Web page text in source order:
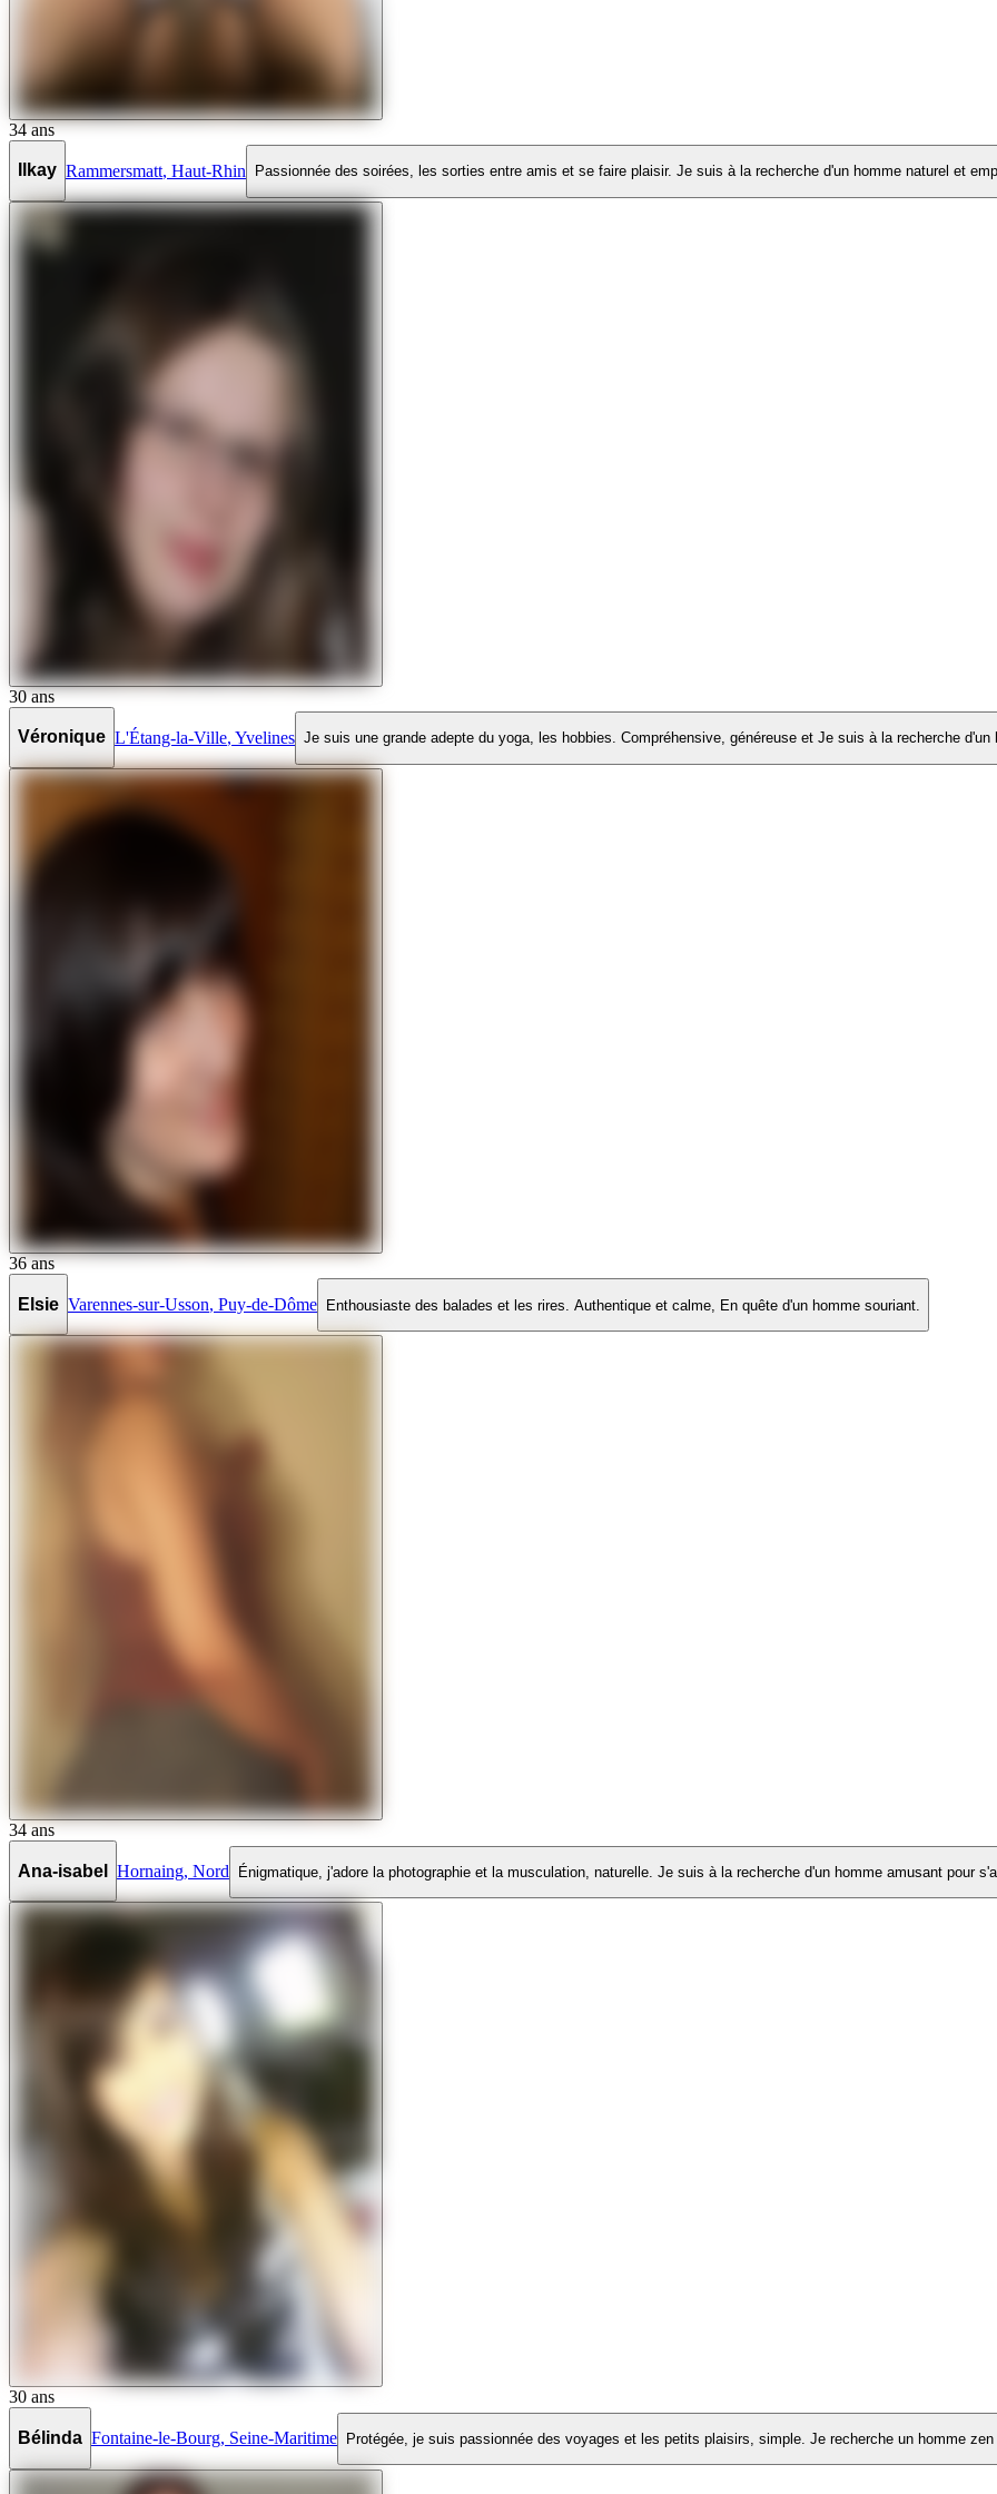
34 ans
Ilkay Rammersmatt Haut-Rhin Passionnée des soirées, les sorties entre amis et se faire plaisir. Je suis à la recherche d'un homme naturel et
30 ans
Véronique L'Étang-la-Ville, Yvelines Je suis une grande adepte du yoga, les hobbies. Compréhensive, généreuse et Je suis à la recherche d'un
36 ans
Elsie Varennes-sur-Usson, Puy-de-Dôme Enthousiaste des balades et les rires. Authentique et calme, En quête d'un homme souriant.
34 ans
Ana-isabel Hornaing, Nord Énigmatique, j'adore la photographie et la musculation, naturelle. Je suis à la recherche d'un homme amusant pour
30 ans
Bélinda Fontaine-le-Bourg, Seine-Maritime Protégée, je suis passionnée des voyages et les petits plaisirs, simple. Je recherche un homme zen